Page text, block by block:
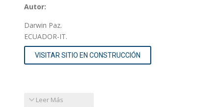
Autor:
Darwin Paz.
ECUADOR-IT.
VISITAR SITIO EN CONSTRUCCIÓN
Leer Más